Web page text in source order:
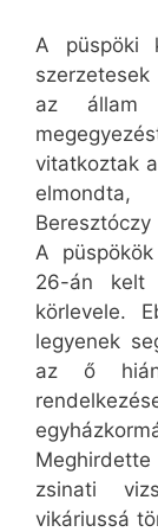
A püspöki
az állam
vitatkoztak
A
26-án kelt
körlevele.
legyenek
az ő
zsinati
vikáriussá